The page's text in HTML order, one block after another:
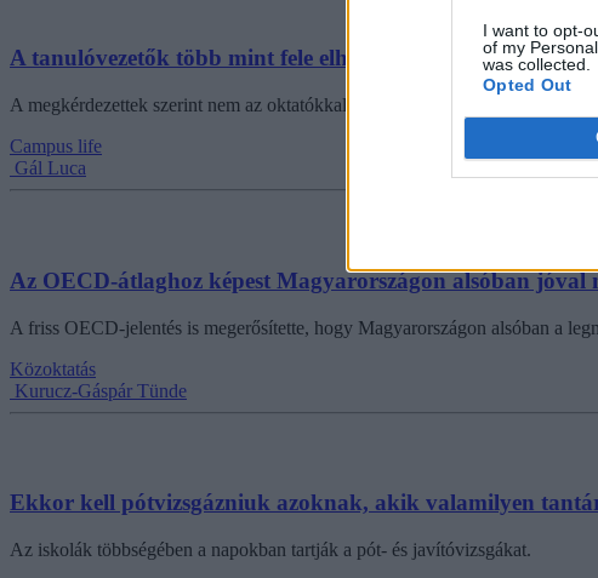
I want to opt-
of my
was collected.
Opted Out
A tanulóvezetők több mint fele elhasal az első vizsgán
A megkérdezettek szerint nem az oktatókkal és nem is a
Campus life
Gál Luca
Az OECD-átlaghoz képest Magyarországon alsóban
A friss OECD-jelentés is megerősítette, hogy Magyarországon alsóban a
Közoktatás
Kurucz-Gáspár Tünde
Ekkor kell pótvizsgázniuk azoknak, akik valamilyen
Az iskolák többségében a napokban tartják a pót- és javítóvizsgákat.